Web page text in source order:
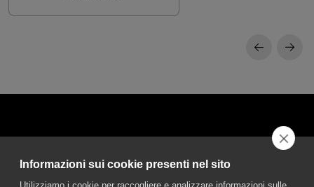
Informazioni sui cookie presenti nel sito